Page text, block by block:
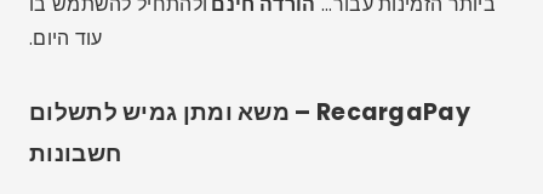
עוד היום.
RecargaPay – משא ומתן גמיש לתשלום
חשבונות